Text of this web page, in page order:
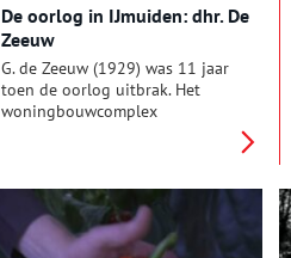
uitgebreid met de
rijksstraatweg en het
Amsterdam-Rijnkanaal.
De oorlog in IJmuiden: dhr. De
Zeeuw
G. de Zeeuw (1929) was 11 jaar
toen de oorlog uitbrak. Het
woningbouwcomplex
vrije schootsveld van het Duitse
geschut en het gezin verhuisde
naar Velsen-Noord. Daar was hij